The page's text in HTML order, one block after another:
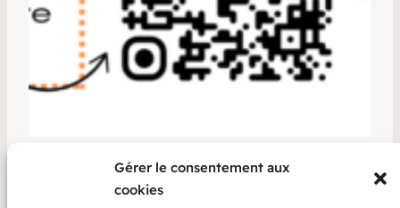
Gérer le consentement aux
cookies